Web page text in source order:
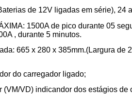
de 12V ligadas em série), 24
1500A de pico durante 05
, durante 5 minutos.
665 x 280 x 385mm.(Largura de
do carregador ligado;
(VM/VD) indicandor dos estágios de